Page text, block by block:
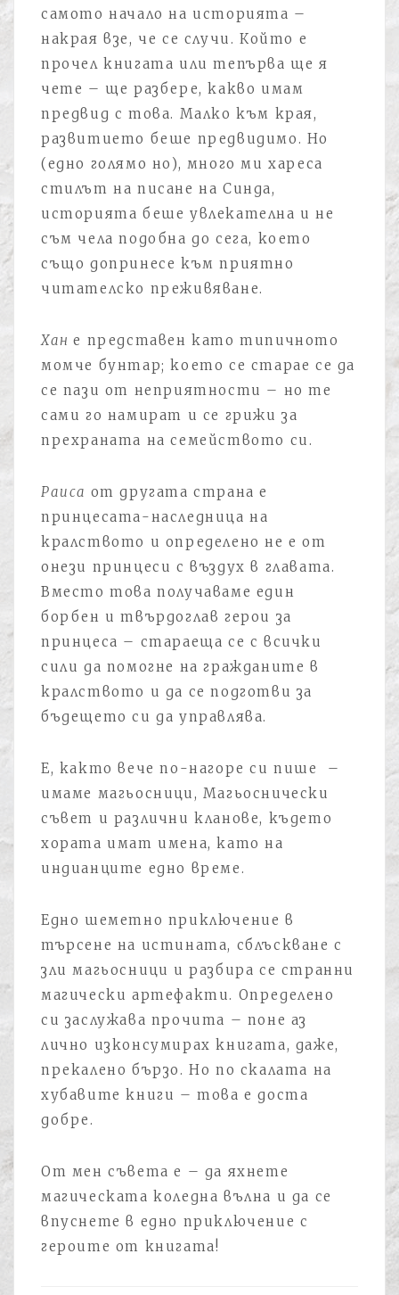
самото начало на историята –
накрая взе, че се случи. Който е
прочел книгата или тепърва ще я
чете – ще разбере, какво имам
предвид с това. Малко към края,
развитието беше предвидимо. Но
(едно голямо но), много ми хареса
стилът на писане на Синда,
историята беше увлекателна и не
съм чела подобна до сега, което
също допринесе към приятно
читателско преживяване.
Хане представен като типичното
момче бунтар; което се старае се да
се пази от неприятности – но те
сами го намират и се грижи за
прехраната на семейството си.
Раиса от другата страна е
принцесата-наследница на
кралството и определено не е от
онези принцеси с въздух в главата.
Вместо това получаваме един
борбен и твърдоглав герои за
принцеса – стараеща се с всички
сили да помогне на гражданите в
кралството и да се подготви за
бъдещето си да управлява.
Е, както вече по-нагоре си пише –
имаме магьосници, Магьоснически
съвет и различни кланове, където
хората имат имена, като на
индианците едно време.
Едно шеметно приключение в
търсене на истината, сблъскване с
зли магьосници и разбира се странни
магически артефакти. Определено
си заслужава прочита – поне аз
лично изконсумирах книгата, даже,
прекалено бързо. Но по скалата на
хубавите книги – това е доста
добре.
От мен съвета е – да яхнете
магическата коледна вълна и да се
впуснете в едно приключение с
героите от книгата!